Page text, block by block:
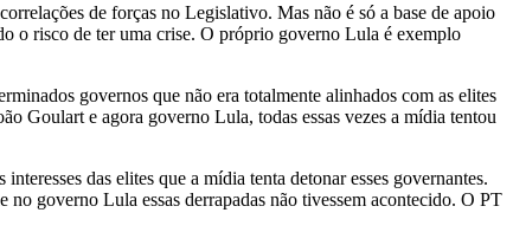
de forças no Legislativo. Mas não é só a base de apoio
o risco de ter uma crise. O próprio governo Lula é exemplo
governos que não era totalmente alinhados com as elites
Goulart e agora governo Lula, todas essas vezes a mídia tentou
das elites que a mídia tenta detonar esses governantes.
governo Lula essas derrapadas não tivessem acontecido. O PT